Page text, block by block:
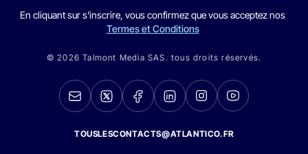
En cliquant sur s'inscrire, vous confirmez que vous acceptez nos
Termes et Conditions
© 2026 Talmont Media SAS. tous droits réservés.
TOUSLESCONTACTS@ATLANTICO.FR